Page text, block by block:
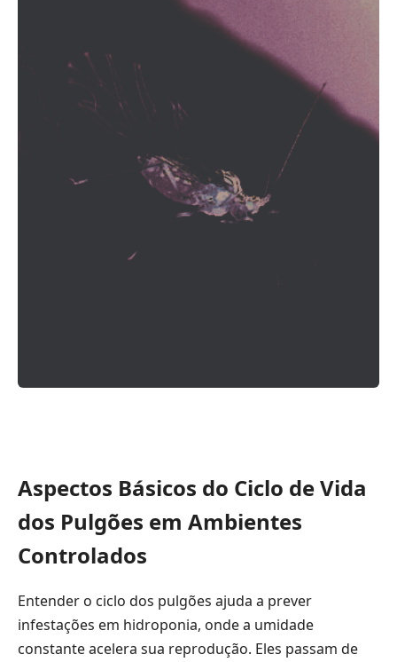
Aspectos Básicos do Ciclo de Vida
dos Pulgões em Ambientes
Controlados
Entender o ciclo dos pulgões ajuda a prever
infestações em hidroponia, onde a umidade
constante acelera sua reprodução. Eles passam de